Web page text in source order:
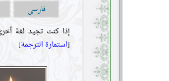
فارسی
إذا كنت تجيد لغة
[استمارة الترجمة]